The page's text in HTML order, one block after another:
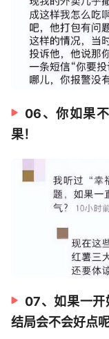
06、你如果
果！
07、如果一开
结局会不会好点呢